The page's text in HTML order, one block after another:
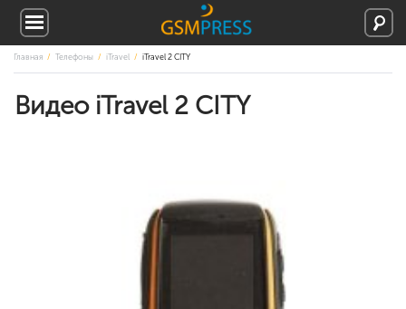
Главная Телефоны iTravel iTravel 2 CITY
Видео iTravel 2 CITY